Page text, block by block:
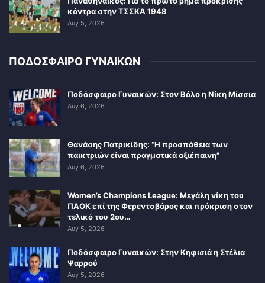
κόντρα στην ΤΣΣΚΑ 1948
Αυγ 5, 2026
ΠΟΔΟΣΦΑΙΡΟ ΓΥΝΑΙΚΩΝ
Ποδόσφαιρο Γυναικών: Στον Βόλο η Νίκη Μίσσια
Αυγ 6, 2026
Θανάσης Πατρικίδης: “Η προσπάθεια των
παικτριών είναι πραγματικά αξιέπαινη”
Αυγ 6, 2026
Women’s Champions League: Μεγάλη νίκη του
ΠΑΟΚ επί της Φερεντσβάρος και πρόκριση στον
τελικό του 2ου…
Αυγ 5, 2026
Ποδόσφαιρο Γυναικών: Στην Κηφισιά η Στέλια
Ψαρρού
Αυγ 5, 2026